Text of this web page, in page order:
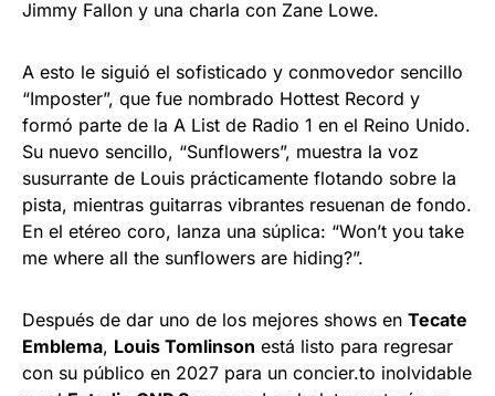
Jimmy Fallon y una charla con Zane Lowe.
A esto le siguió el sofisticado y conmovedor sencillo
“Imposter”, que fue nombrado Hottest Record y
formó parte de la A List de Radio 1 en el Reino Unido.
Su nuevo sencillo, “Sunflowers”, muestra la voz
susurrante de Louis prácticamente flotando sobre la
pista, mientras guitarras vibrantes resuenan de fondo.
En el etéreo coro, lanza una súplica: “Won’t you take
me where all the sunflowers are hiding?”.
Después de dar uno de los mejores shows en Tecate
Emblema, Louis Tomlinson está listo para regresar
con su público en 2027 para un concier.to inolvidable